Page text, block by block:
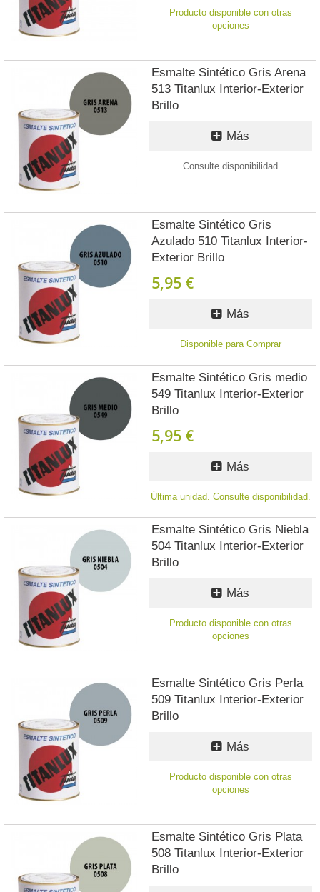
Producto disponible con otras
opciones
Esmalte Sintético Gris Arena
513 Titanlux Interior-Exterior
Brillo
Más
Consulte disponibilidad
Esmalte Sintético Gris
Azulado 510 Titanlux Interior-
Exterior Brillo
5,95 €
Más
Disponible para Comprar
Esmalte Sintético Gris medio
549 Titanlux Interior-Exterior
Brillo
5,95 €
Más
Última unidad. Consulte disponibilidad.
Esmalte Sintético Gris Niebla
504 Titanlux Interior-Exterior
Brillo
Más
Producto disponible con otras
opciones
Esmalte Sintético Gris Perla
509 Titanlux Interior-Exterior
Brillo
Más
Producto disponible con otras
opciones
Esmalte Sintético Gris Plata
508 Titanlux Interior-Exterior
Brillo